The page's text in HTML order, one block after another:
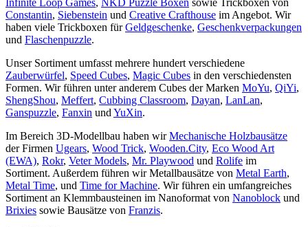
Infinite Loop Games, NKD Puzzle Boxen sowie Trickboxen von
Constantin, Siebenstein und Creative Crafthouse im Angebot. Wir
haben viele Trickboxen fürGeldgeschenke, Geschenkverpackungen
und Flaschenpuzzle.
Unser Sortiment umfasst mehrere hundert verschiedene
Zauberwürfel, Speed Cubes, Magic Cubes in den verschiedensten
Formen. Wir führen unter anderem Cubes der Marken MoYu, QiYi,
ShengShou, Meffert, Cubbing Classroom, Dayan, LanLan,
Ganspuzzle, Fanxin und YuXin.
Im Bereich 3D-Modellbau haben wirMechanische Holzbausätze
der Firmen Ugears, Wood Trick, Wooden.City, Eco Wood Art
(EWA), Rokr, Veter Models, Mr. Playwood und Rolife im
Sortiment. Außerdem führen wir Metallbausätze von Metal Earth,
Metal Time, und Time for Machine. Wir führen ein umfangreiches
Sortiment an Klemmbausteinen im Nanoformat von Nanoblock und
Brixies sowie Bausätze von Franzis.